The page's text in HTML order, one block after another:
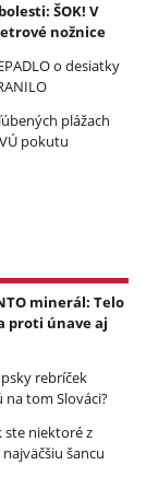
ŠOK! V
nožnice
o desiatky
plážach
pokutu
minerál: Telo
proti únave aj
rebríček
tom Slováci?
ste niektoré z
šancu